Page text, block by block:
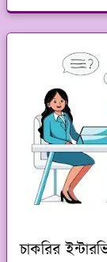
চাকরির